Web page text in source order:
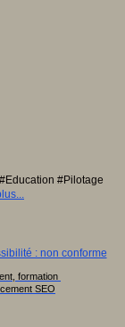
#Education #Pilotage
: non conforme
formation
SEO